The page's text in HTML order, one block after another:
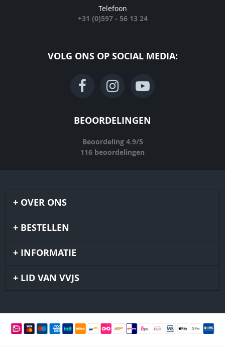
Telefoon
+31 (0)597 - 56 13 24
VOLG ONS OP SOCIAL MEDIA:
BEOORDELINGEN
Beoordeling 4.9/5
116 beoordelingen
OVER ONS
BESTELLEN
INFORMATIE
LID VAN VVJS